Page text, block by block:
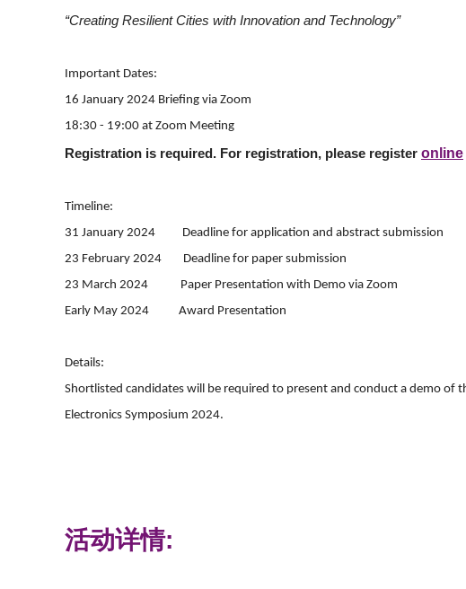
“Creating Resilient Cities with Innovation and Technology”
Important Dates:
16 January 2024 Briefing via Zoom
18:30 - 19:00 at Zoom Meeting
Registration is required. For registration, please register online
Timeline:
31 January 2024 Deadline for application and abstract submission
23 February 2024 Deadline for paper submission
23 March 2024 Paper Presentation with Demo via Zoom
Early May 2024 Award Presentation
Details:
Shortlisted candidates will be required to present and conduct a demo
Electronics Symposium 2024.
活动详情: